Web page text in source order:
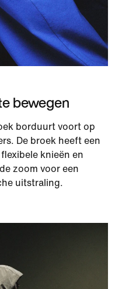
bewegen
borduurt voort op
De broek heeft een
knieën en
zoom voor een
uitstraling.